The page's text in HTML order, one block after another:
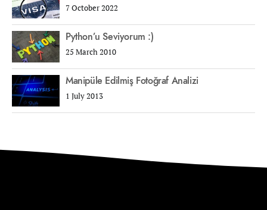
7 October 2022
Python’u Seviyorum :)
25 March 2010
Manipüle Edilmiş Fotoğraf Analizi
1 July 2013